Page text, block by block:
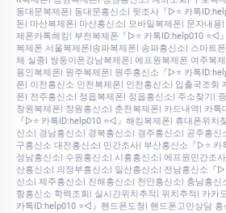
동대문복제폰| 동대문흥신소| 뒷조사『▷⭐ 카톡
돈| 마산복제폰| 마산흥신소| 모바일복제폰| 문자내
제폰카톡해킹| 부천복제폰『▷⭐ 카톡ID:help010 ⭐◁
복제폰 서울복제폰|송파복제폰| 송파흥신소| 스마트
체 실종| 쌍둥이폰강남복제폰| 에프원복제폰 여주복
용인복제폰| 원주복제폰| 원주흥신소『▷⭐ 카톡
폰| 이천흥신소 인천복제폰| 인천흥신소| 입출국조회
폰| 전주흥신소| 정읍복제폰| 정읍흥신소| 주소찾기|
창원복제폰| 창원흥신소| 춘천복제폰| 카드내역| 카
『▷⭐ 카톡ID:help010 ⭐◁』해킹복제폰| 휴대폰위치
신소| 경남흥신소| 경북흥신소| 경주흥신소| 공주흥신
구흥신소 대전흥신소| 민간조사| 부산흥신소『▷⭐ 카
성남흥신소| 수원흥신소| 시흥흥신소| 에프원민간조
산흥신소| 의정부흥신소| 일산흥신소| 전남흥신소『
신소| 제주흥신소| 진해흥신소| 천안흥신소| 충남흥
항흥신소 학력조회| 실시간위치추적| 위치추적| 카카
카톡ID:help010 ⭐◁』핸드폰도청| 핸드폰고민상담 흥